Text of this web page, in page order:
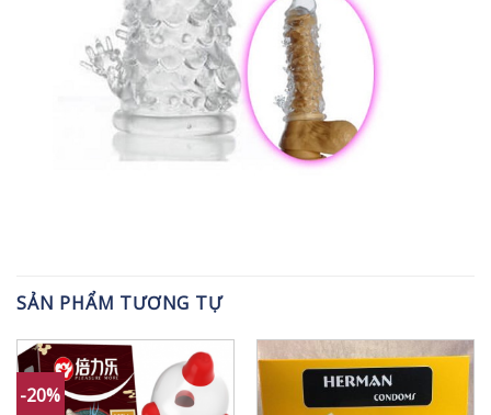
SẢN PHẨM TƯƠNG TỰ
-20%